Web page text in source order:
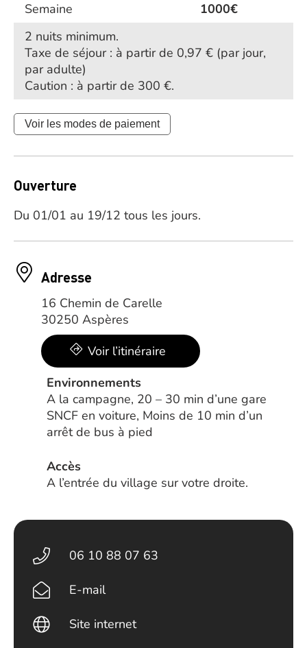
Semaine
1000€
2 nuits minimum.
Taxe de séjour : à partir de 0,97 € (par jour,
par adulte)
Caution : à partir de 300 €.
Voir les modes de paiement
Ouverture
Du 01/01 au 19/12 tous les jours.
Adresse
16 Chemin de Carelle
30250 Aspères
Voir l’itinéraire
Environnements
A la campagne, 20 – 30 min d’une gare
SNCF en voiture, Moins de 10 min d’un
arrêt de bus à pied
Accès
A l’entrée du village sur votre droite.
06 10 88 07 63
E-mail
Site internet